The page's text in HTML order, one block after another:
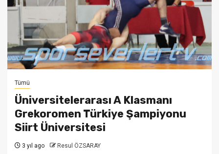
Tümü
Üniversitelerarası A Klasmanı
Grekoromen Türkiye Şampiyonu
Siirt Üniversitesi
3 yıl ago Resul ÖZSARAY